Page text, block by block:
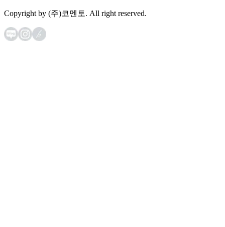
Copyright by (주)코멘토. All right reserved.